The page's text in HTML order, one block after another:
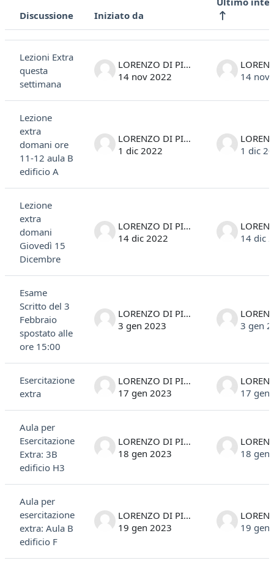
Stato
Discussione Iniziato da
Lezioni Extra
questa
settimana
LORENZO DI PIETRO
14 nov 2022
14 nov
Lezione
extra
domani ore
11-12 aula B
edificio A
LORENZO DI PIETRO
1 dic 2022
1 dic
Lezione
extra
domani
Giovedì 15
Dicembre
LORENZO DI PIETRO
14 dic 2022
14 dic
Esame
Scritto del 3
Febbraio
spostato alle
ore 15:00
LORENZO DI PIETRO
3 gen 2023
3 gen
Esercitazione
extra
LORENZO DI PIETRO
17 gen 2023
17 gen
Aula per
Esercitazione
Extra: 3B
edificio H3
LORENZO DI PIETRO
18 gen 2023
18 gen
Aula per
esercitazione
extra: Aula B
edificio F
LORENZO DI PIETRO
19 gen 2023
19 gen